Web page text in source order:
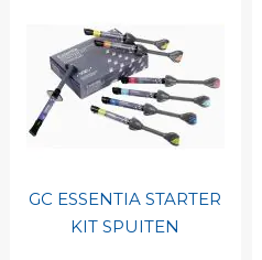
GC ESSENTIA STARTER
KIT SPUITEN